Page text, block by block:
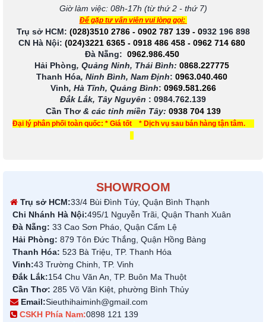
Giờ làm việc: 08h-17h (từ thứ 2 - thứ 7)
Để gặp tư vấn viên vui lòng gọi:
Trụ sở HCM: (028)3510 2786 - 0902 787 139- 0932 196 898
CN Hà Nội: (024)3221 6365 - 0918 486 458 - 0962 714 680
Đà Nẵng: 0962.986.450
Hải Phòng, Quảng Ninh, Thái Bình: 0868.227775
Thanh Hóa, Ninh Bình, Nam Định: 0963.040.460
Vinh, Hà Tĩnh, Quảng Bình: 0969.581.266
Đắk Lắk, Tây Nguyên : 0984.762.139
Cần Thơ & các tỉnh miền Tây: 0938 704 139
Đại lý phân phối toàn quốc: * Giá tốt * Dịch vụ sau bán hàng tận tâm.
SHOWROOM
Trụ sở HCM:33/4 Bùi Đình Túy, Quận Bình Thạnh
Chi Nhánh Hà Nội:495/1 Nguyễn Trãi, Quận Thanh Xuân
Đà Nẵng: 33 Cao Sơn Pháo, Quận Cẩm Lệ
Hải Phòng: 879 Tôn Đức Thắng, Quận Hồng Bàng
Thanh Hóa: 523 Bà Triệu, TP. Thanh Hóa
Vinh:43 Trường Chinh, TP. Vinh
Đắk Lắk:154 Chu Văn An, TP. Buôn Ma Thuột
Cần Thơ: 285 Võ Văn Kiệt, phường Bình Thủy
Email:Sieuthihaiminh@gmail.com
CSKH Phía Nam:0898 121 139